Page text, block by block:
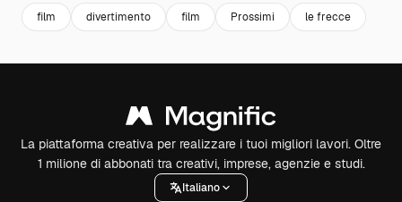
film divertimento film Prossimi le frecce
La piattaforma creativa per realizzare i tuoi migliori lavori. Oltre
1 milione di abbonati tra creativi, imprese, agenzie e studi.
Italiano